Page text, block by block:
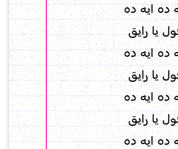
ده ايه ده
يا رايق
ده ايه ده
يا رايق
ده ايه ده
يا رايق
ده ايه ده